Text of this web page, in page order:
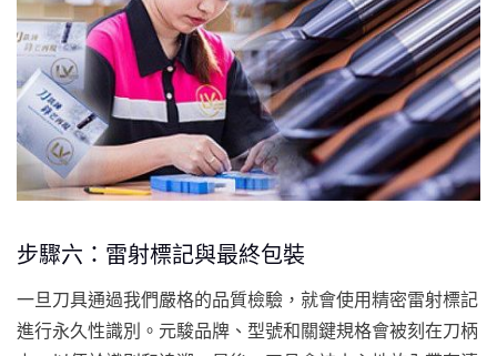
步驟六：雷射標記與最終包裝
一旦刀具通過我們嚴格的品質檢驗，就會使用精密雷射標記
進行永久性識別。元駿品牌、型號和關鍵規格會被刻在刀柄